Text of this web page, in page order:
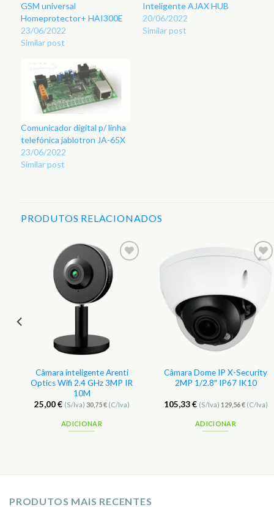
GSM universal
Homeprotector+ HAI300E
23/06/2022
Similar post
Inteligente AJAX HUB
20/06/2022
Similar post
Comunicador digital p/ linha
telefónica jablotron JA-65X
23/06/2022
Similar post
PRODUTOS RELACIONADOS
Adicionar
Favoritos
Câmara inteligente Arenti
Optics Wifi 2.4 GHz 3MP IR
10M
25,00€ (S/Iva) 30,75€(C/Iva)
ADICIONAR
Adicionar
Favoritos
Câmara Dome IP X-Security
2MP 1/2.8″ IP67 IK10
105,33€ (S/Iva) 129,56€(C/Iva)
ADICIONAR
PRODUTOS MAIS RECENTES